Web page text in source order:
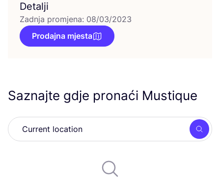
Detalji
Zadnja promjena: 08/03/2023
Prodajna mjesta
Saznajte gdje pronaći Mustique